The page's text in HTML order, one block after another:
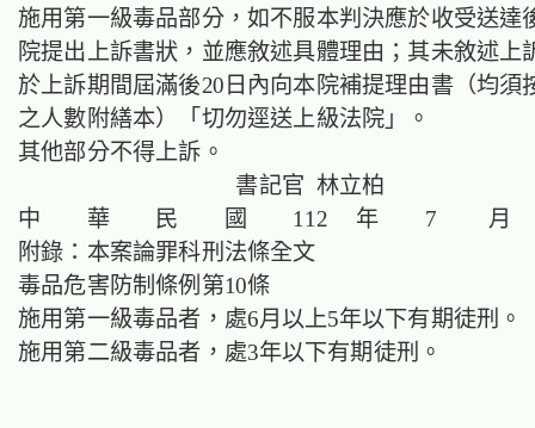
施用第一級毒品部分，如不服本判決應於收受送達
院提出上訴書狀，並應敘述具體理由；其未敘述上
於上訴期間屆滿後20日內向本院補提理由書（均須
之人數附繕本）「切勿逕送上級法院」。
其他部分不得上訴。
書記官 林立柏
中 華 民 國 112 年 7 月
附錄：本案論罪科刑法條全文
毒品危害防制條例第10條
施用第一級毒品者，處6月以上5年以下有期徒刑。
施用第二級毒品者，處3年以下有期徒刑。